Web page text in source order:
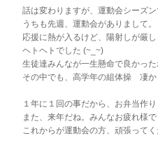
話は変わりますが、運動会シーズ
うちも先週、運動会がありまして。
応援に熱が入るけど、陽射しが厳
ヘトヘトでした (~_~)
生徒達みんなが一生懸命で良かっ
その中でも、高学年の組体操 凄か
１年に１回の事だから、お弁当作
また、来年だね。みんなお疲れ様
これからが運動会の方、頑張って